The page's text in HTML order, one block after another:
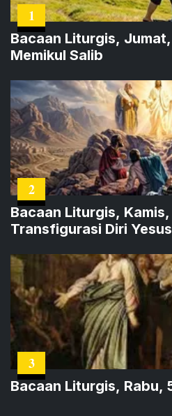
1
Bacaan Liturgis,
Memikul Salib
2
Bacaan Liturgis,
Transfigurasi Diri Yesus
3
Bacaan Liturgis, Rabu,